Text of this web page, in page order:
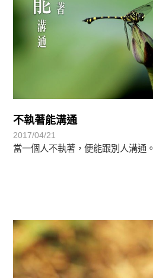
不執著能溝通
2017/04/21
當一個人不執著，便能跟別人溝通。